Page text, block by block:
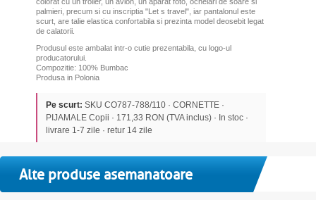
palmieri, precum si cu inscriptia "Let s travel", iar pantalonul este
scurt, are talie elastica confortabila si prezinta model deosebit legat
de calatorii.
Produsul este ambalat intr-o cutie prezentabila, cu logo-ul
producatorului.
Compozitie: 100% Bumbac
Produsa in Polonia
Pe scurt: SKU CO787-788/110 · CORNETTE ·
PIJAMALE Copii · 171,33 RON (TVA inclus) · In stoc ·
livrare 1-7 zile · retur 14 zile
Alte produse asemanatoare